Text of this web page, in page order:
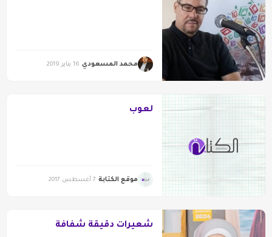
محمد المسعودي 16 يناير 2019
لعوب
موقع الكتابة 7 أغسطس 2017
شعيرات دقيقة شفافة